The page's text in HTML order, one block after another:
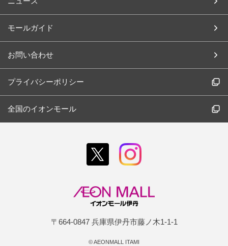
モールガイド
お問い合わせ
プライバシーポリシー
全国のイオンモール
〒664-0847 兵庫県伊丹市藤ノ木1-1-1
©AEONMALL ITAMI